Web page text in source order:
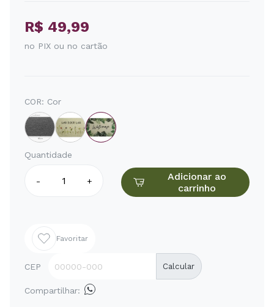
R$ 49,99
no PIX ou no cartão
COR: Cor
Quantidade
- +
Adicionar ao
carrinho
Favoritar
CEP Calcular
Compartilhar: